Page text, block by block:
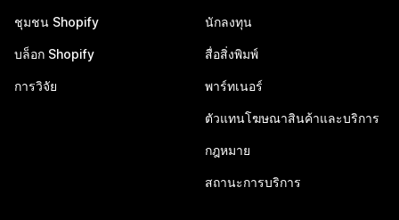
ชุมชน Shopify
บล็อก Shopify
การวิจัย
นักลงทุน
สื่อสิ่งพิมพ์
พาร์ทเนอร์
ตัวแทนโฆษณาสินค้าและบริการ
กฎหมาย
สถานะการบริการ